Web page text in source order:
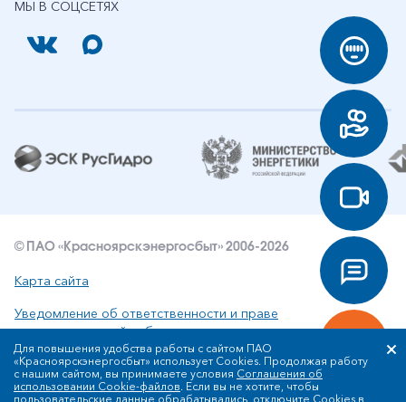
МЫ В СОЦСЕТЯХ
© ПАО «Красноярскэнергосбыт» 2006-2026
Карта сайта
Уведомление об ответственности и праве
интеллектуальной собственности
Политика ПАО «Красноярскэнергосбыт» в отношении
обработки персональных данных
Для повышения удобства работы с сайтом ПАО
«Красноярскэнергосбыт» использует Cookies. Продолжая работу
с нашим сайтом, вы принимаете условия Соглашения об
использовании Cookie-файлов. Если вы не хотите, чтобы
пользовательские данные обрабатывались, отключите Cookies в